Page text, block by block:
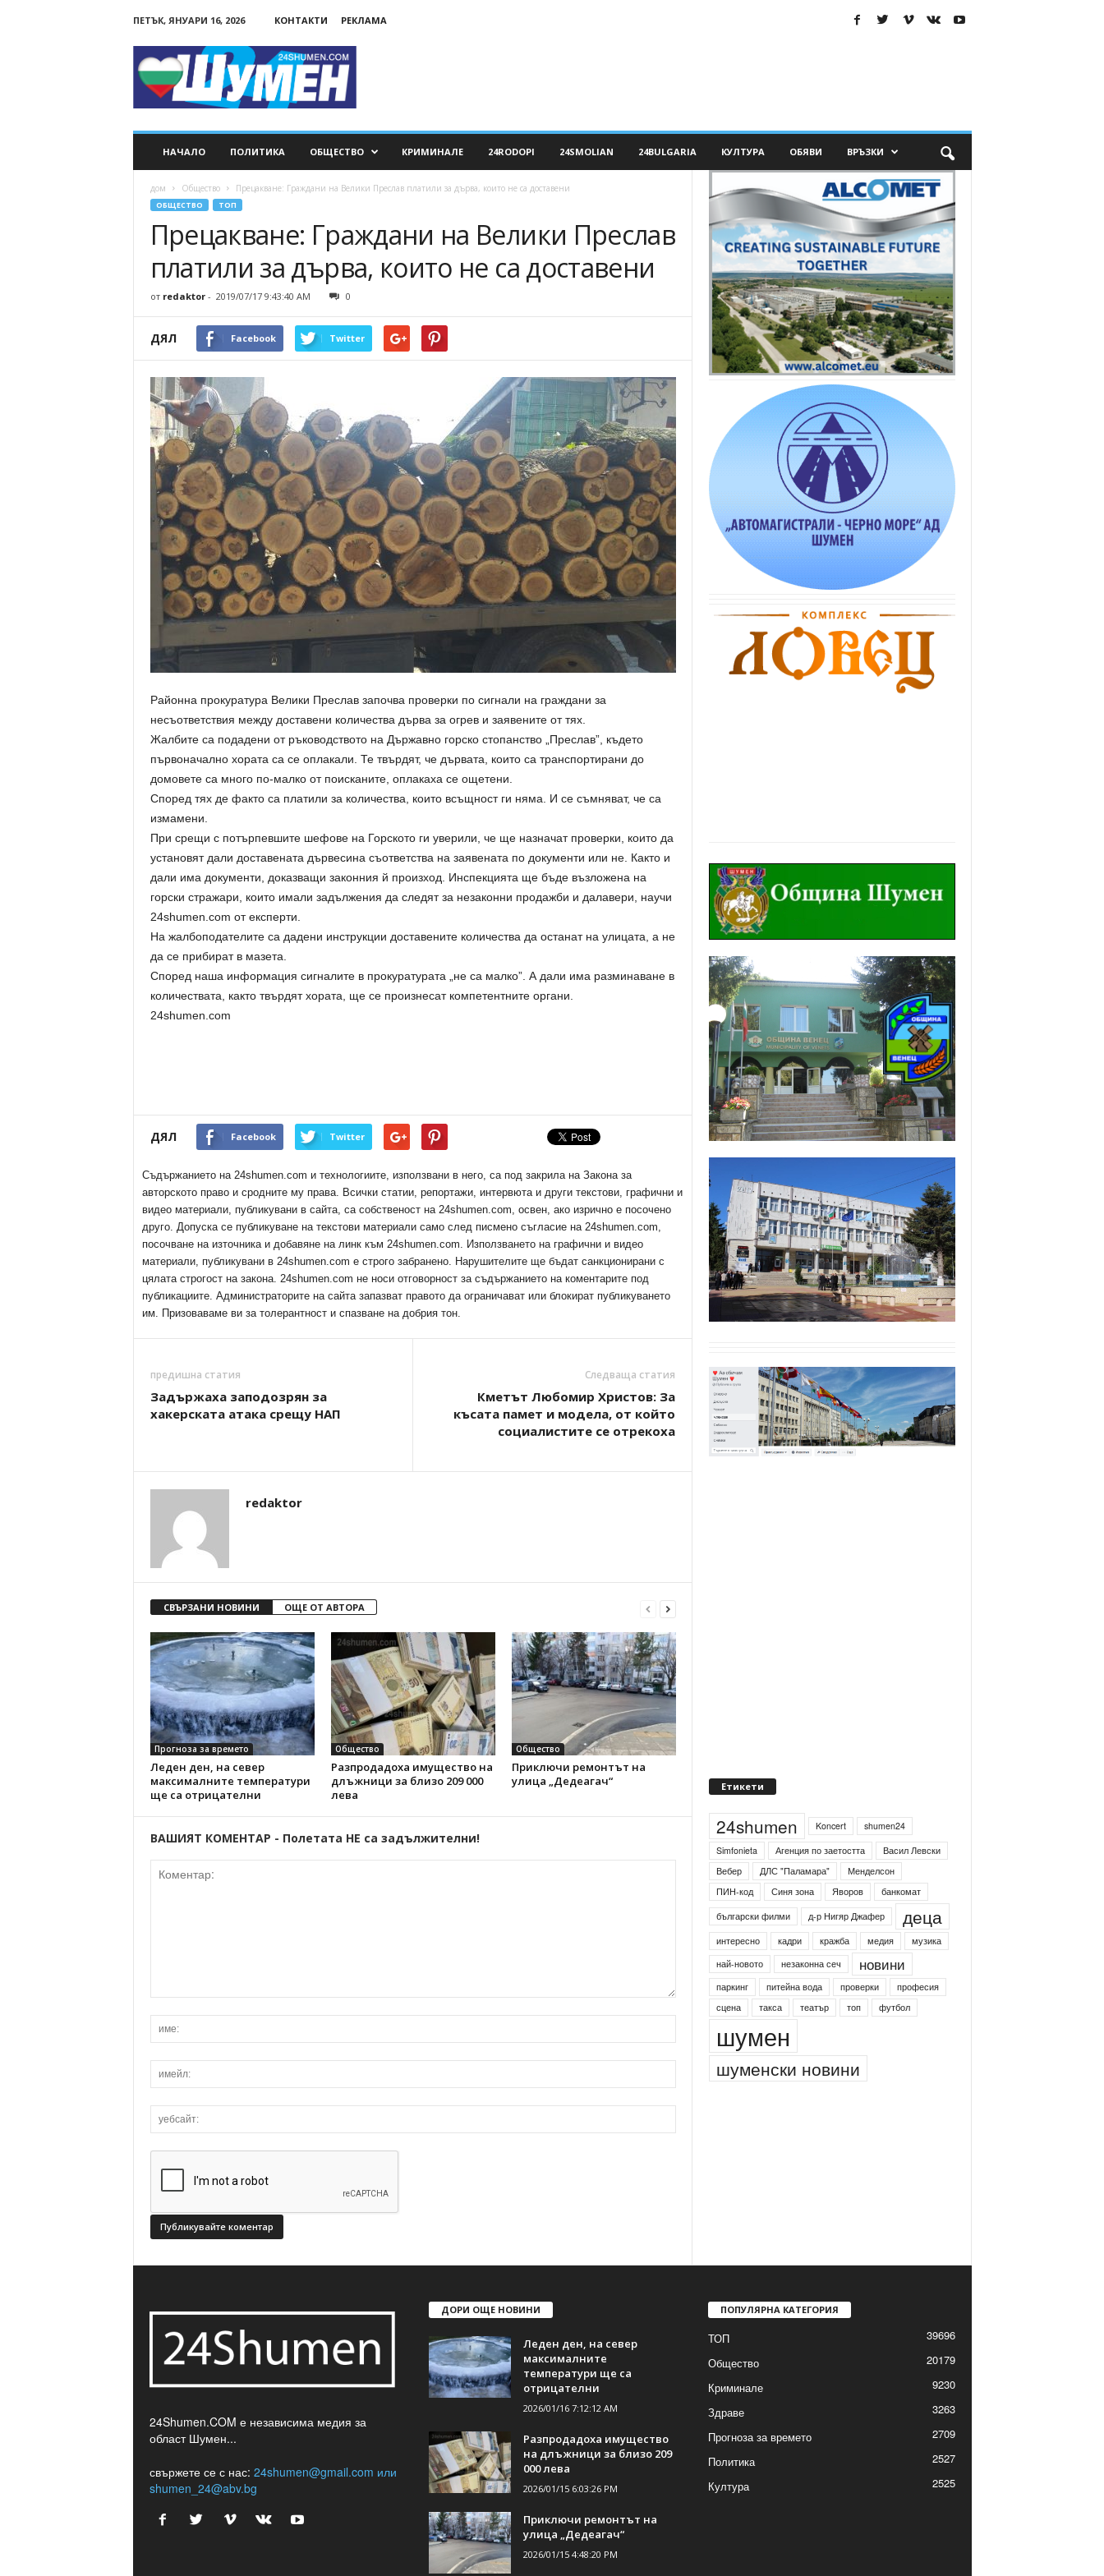
ПЕТЪК, ЯНУАРИ 16, 2026 КОНТАКТИ РЕКЛАМА
НАЧАЛО ПОЛИТИКА ОБЩЕСТВО КРИМИНАЛЕ 24RODOPI 24SMOLIAN 24BULGARIA КУЛТУРА ОБЯВИ ВРЪЗКИ
дом Общество Прецакване: Граждани на Велики Преслав платили за дърва, които не са доставени
ОБЩЕСТВО ТОП
Прецакване: Граждани на Велики Преслав
платили за дърва, които не са доставени
от redaktor- 2019/07/17 9:43:40 AM 0
ДЯЛ Facebook Twitter
Районна прокуратура Велики Преслав започва проверки по сигнали на граждани за
несъответствия между доставени количества дърва за огрев и заявените от тях.
Жалбите са подадени от ръководството на Държавно горско стопанство „Преслав”, където
първоначално хората са се оплакали. Те твърдят, че дървата, които са транспортирани до
домовете са много по-малко от поисканите, оплакаха се ощетени.
Според тях де факто са платили за количества, които всъщност ги няма. И се съмняват, че са
измамени.
При срещи с потърпевшите шефове на Горското ги уверили, че ще назначат проверки, които да
установят дали доставената дървесина съответства на заявената по документи или не. Както и
дали има документи, доказващи законния й произход. Инспекцията ще бъде възложена на
горски стражари, които имали задължения да следят за незаконни продажби и далавери, научи
24shumen.com от експерти.
На жалбоподателите са дадени инструкции доставените количества да останат на улицата, а не
да се прибират в мазета.
Според наша информация сигналите в прокуратурата „не са малко”. А дали има разминаване в
количествата, както твърдят хората, ще се произнесат компетентните органи.
24shumen.com
ДЯЛ Facebook Twitter
Съдържанието на 24shumen.com и технологиите, използвани в него, са под закрила на Закона за
авторското право и сродните му права. Всички статии, репортажи, интервюта и други текстови, графични и
видео материали, публикувани в сайта, са собственост на 24shumen.com, освен, ако изрично е посочено
друго. Допуска се публикуване на текстови материали само след писмено съгласие на 24shumen.com,
посочване на източника и добавяне на линк към 24shumen.com. Използването на графични и видео
материали, публикувани в 24shumen.com е строго забранено. Нарушителите ще бъдат санкционирани с
цялата строгост на закона. 24shumen.com не носи отговорност за съдържанието на коментарите под
публикациите. Администраторите на сайта запазват правото да ограничават или блокират публикуването
им. Призоваваме ви за толерантност и спазване на добрия тон.
предишна статия
Задържаха заподозрян за
хакерската атака срещу НАП
Следваща статия
Кметът Любомир Христов: За
късата памет и модела, от който
социалистите се отрекоха
redaktor
СВЪРЗАНИ НОВИНИ ОЩЕ ОТ АВТОРА
Прогноза за времето
Леден ден, на север
максималните температури
ще са отрицателни
Общество
Разпродадоха имущество на
длъжници за близо 209 000
лева
Общество
Приключи ремонтът на
улица „Дедеагач“
ВАШИЯТ КОМЕНТАР - Полетата НЕ са задължителни!
Етикети
24shumen Koncert
shumen24
Simfonieta
Агенция по заетостта
Васил Левски
Вебер
ДЛС "Паламара"
Менделсон
ПИН-код
Синя зона Яворов
банкомат
български филми
д-р Нигяр Джафер деца
интересно кадри кражба медия
музика
най-новото
незаконна сеч новини
паркинг питейна вода проверки
професия
сцена
такса театър топ футбол
шумен
шуменски новини
24Shumen.COM е независима медия за
област Шумен...
свържете се с нас: 24shumen@gmail.com или
shumen_24@abv.bg
ДОРИ ОЩЕ НОВИНИ
Леден ден, на север
максималните
температури ще са
отрицателни
2026/01/16 7:12:12 AM
Разпродадоха имущество
на длъжници за близо 209
000 лева
2026/01/15 6:03:26 PM
Приключи ремонтът на
улица „Дедеагач“
2026/01/15 4:48:20 PM
ПОПУЛЯРНА КАТЕГОРИЯ
ТОП
39696
Общество
20179
Криминале
9230
Здраве
3263
Прогноза за времето
2709
Политика
2527
Култура
2525